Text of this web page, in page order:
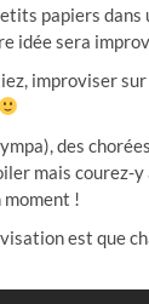
papiers dans
idée sera
improviser sur
des
mais courez-
moment !
est que